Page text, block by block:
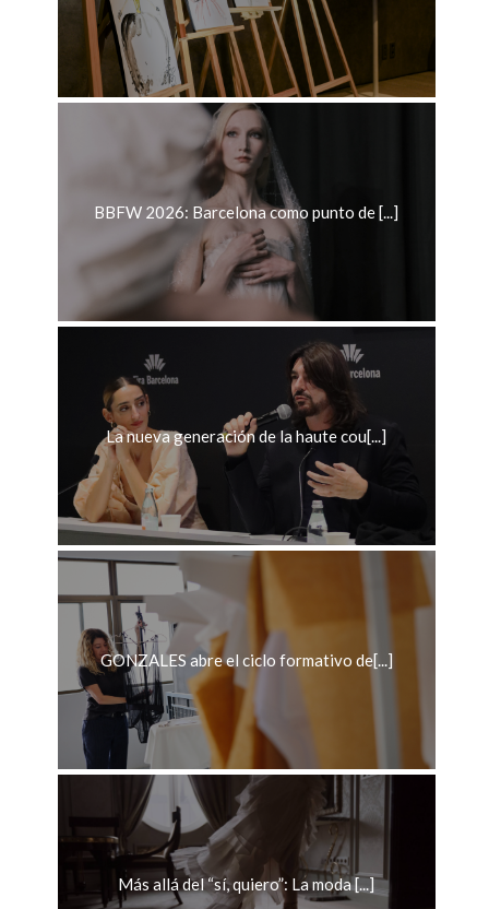
BBFW 2026: Barcelona como punto de [...]
La nueva generación de la haute cou[...]
GONZALES abre el ciclo formativo de[...]
Más allá del “sí, quiero”: La moda [...]